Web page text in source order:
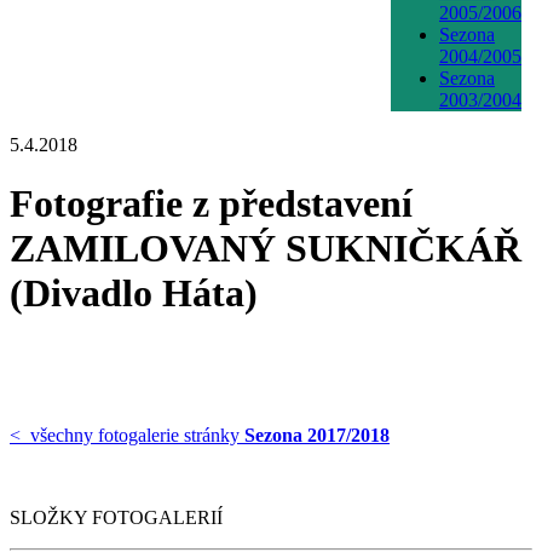
2005/2006
Sezona
2004/2005
Sezona
2003/2004
5.4.2018
Fotografie z představení
ZAMILOVANÝ SUKNIČKÁŘ
(Divadlo Háta)
< všechny fotogalerie stránky Sezona 2017/2018
SLOŽKY FOTOGALERIÍ